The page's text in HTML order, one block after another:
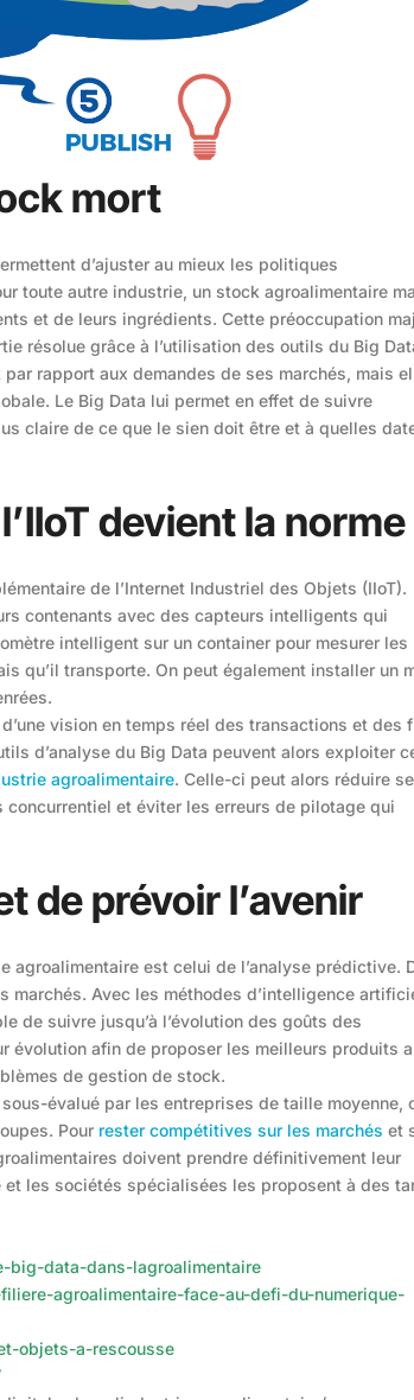
mort
d’ajuster au mieux les politiques
toute autre industrie, un stock agroalimentaire
et de leurs ingrédients. Cette préoccupation
résolue grâce à l’utilisation des outils du Big
rapport aux demandes de ses marchés, mais
Le Big Data lui permet en effet de suivre
claire de ce que le sien doit être et à quelles
devient la norme
de l’Internet Industriel des Objets (IIoT).
contenants avec des capteurs intelligents qui
intelligent sur un container pour mesurer les
qu’il transporte. On peut également installer un
vision en temps réel des transactions et des
d’analyse du Big Data peuvent alors exploiter
agroalimentaire. Celle-ci peut alors réduire
et éviter les erreurs de pilotage qui
de prévoir l’avenir
agroalimentaire est celui de l’analyse prédictive.
marchés. Avec les méthodes d’intelligence
de suivre jusqu’à l’évolution des goûts des
évolution afin de proposer les meilleurs produits
de gestion de stock.
évalué par les entreprises de taille moyenne,
Pour rester compétitives sur les marchés et
doivent prendre définitivement leur
les sociétés spécialisées les proposent à des
big-data-dans-lagroalimentaire
agroalimentaire-face-au-defi-du-numerique-
objets-a-rescousse